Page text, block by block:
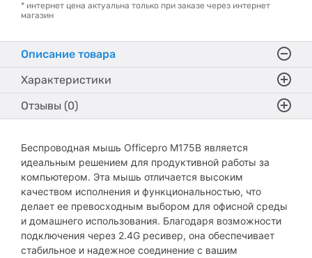
* интернет цена актуальна только при заказе через интернет
магазин
Описание товара
Характеристики
Отзывы (0)
Беспроводная мышь Officepro M175B является
идеальным решением для продуктивной работы за
компьютером. Эта мышь отличается высоким
качеством исполнения и функциональностью, что
делает ее превосходным выбором для офисной среды
и домашнего использования. Благодаря возможности
подключения через 2.4G ресивер, она обеспечивает
стабильное и надежное соединение с вашим